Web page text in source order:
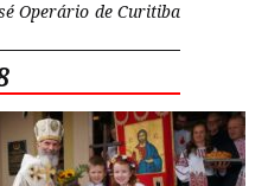
Operário de Curitiba